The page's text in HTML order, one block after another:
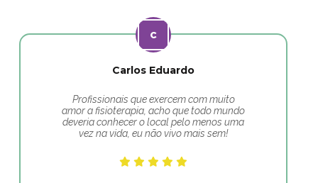
Carlos Eduardo
Profissionais que exercem com muito
amor a fisioterapia, acho que todo mundo
deveria conhecer o local pelo menos uma
vez na vida, eu não vivo mais sem!